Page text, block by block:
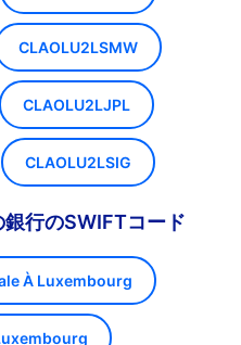
CLAOLU2LSMW
CLAOLU2LJPL
CLAOLU2LSIG
行のSWIFTコード
À Luxembourg